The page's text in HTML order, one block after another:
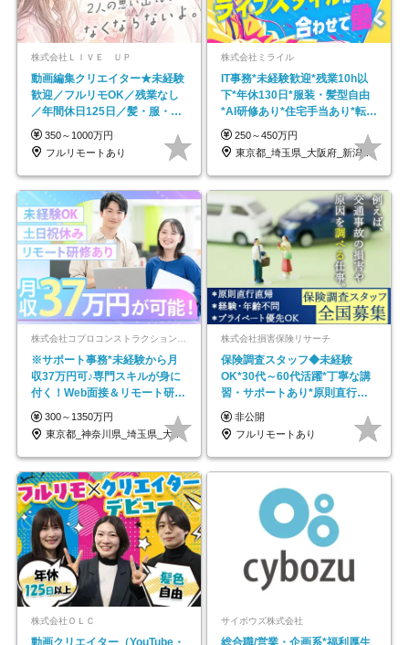
株式会社ＬＩＶＥ ＵＰ
動画編集クリエイター★未経験
歓迎／フルリモOK／残業なし
／年間休日125日／髪・服・ネ
イル自由／研修充実で安心
350～1000万円
フルリモートあり
株式会社ミライル
IT事務*未経験歓迎*残業10h以
下*年休130日*服装・髪型自由
*AI研修あり*住宅手当あり*転勤
なし
250～450万円
東京都_埼玉県_大阪府_新潟県_福岡県
※サポート事務*未経験から月
収37万円可♪専門スキルが身に
付く！Web面接＆リモート研修
も充実♪/a
300～1350万円
東京都_神奈川県_埼玉県_大阪府_愛知県…
株式会社損害保険リサーチ
保険調査スタッフ◆未経験
OK*30代～60代活躍*丁寧な講
習・サポートあり*原則直行直
帰／全国募集・業務委託
非公開
フルリモートあり
株式会社ＯＬＣ
動画クリエイター（YouTube・
サイボウズ株式会社
総合職/営業・企画系*福利厚生